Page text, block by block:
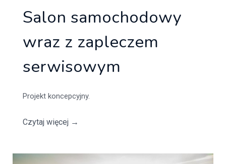
Salon samochodowy
wraz z zapleczem
serwisowym
Projekt koncepcyjny.
Czytaj więcej →